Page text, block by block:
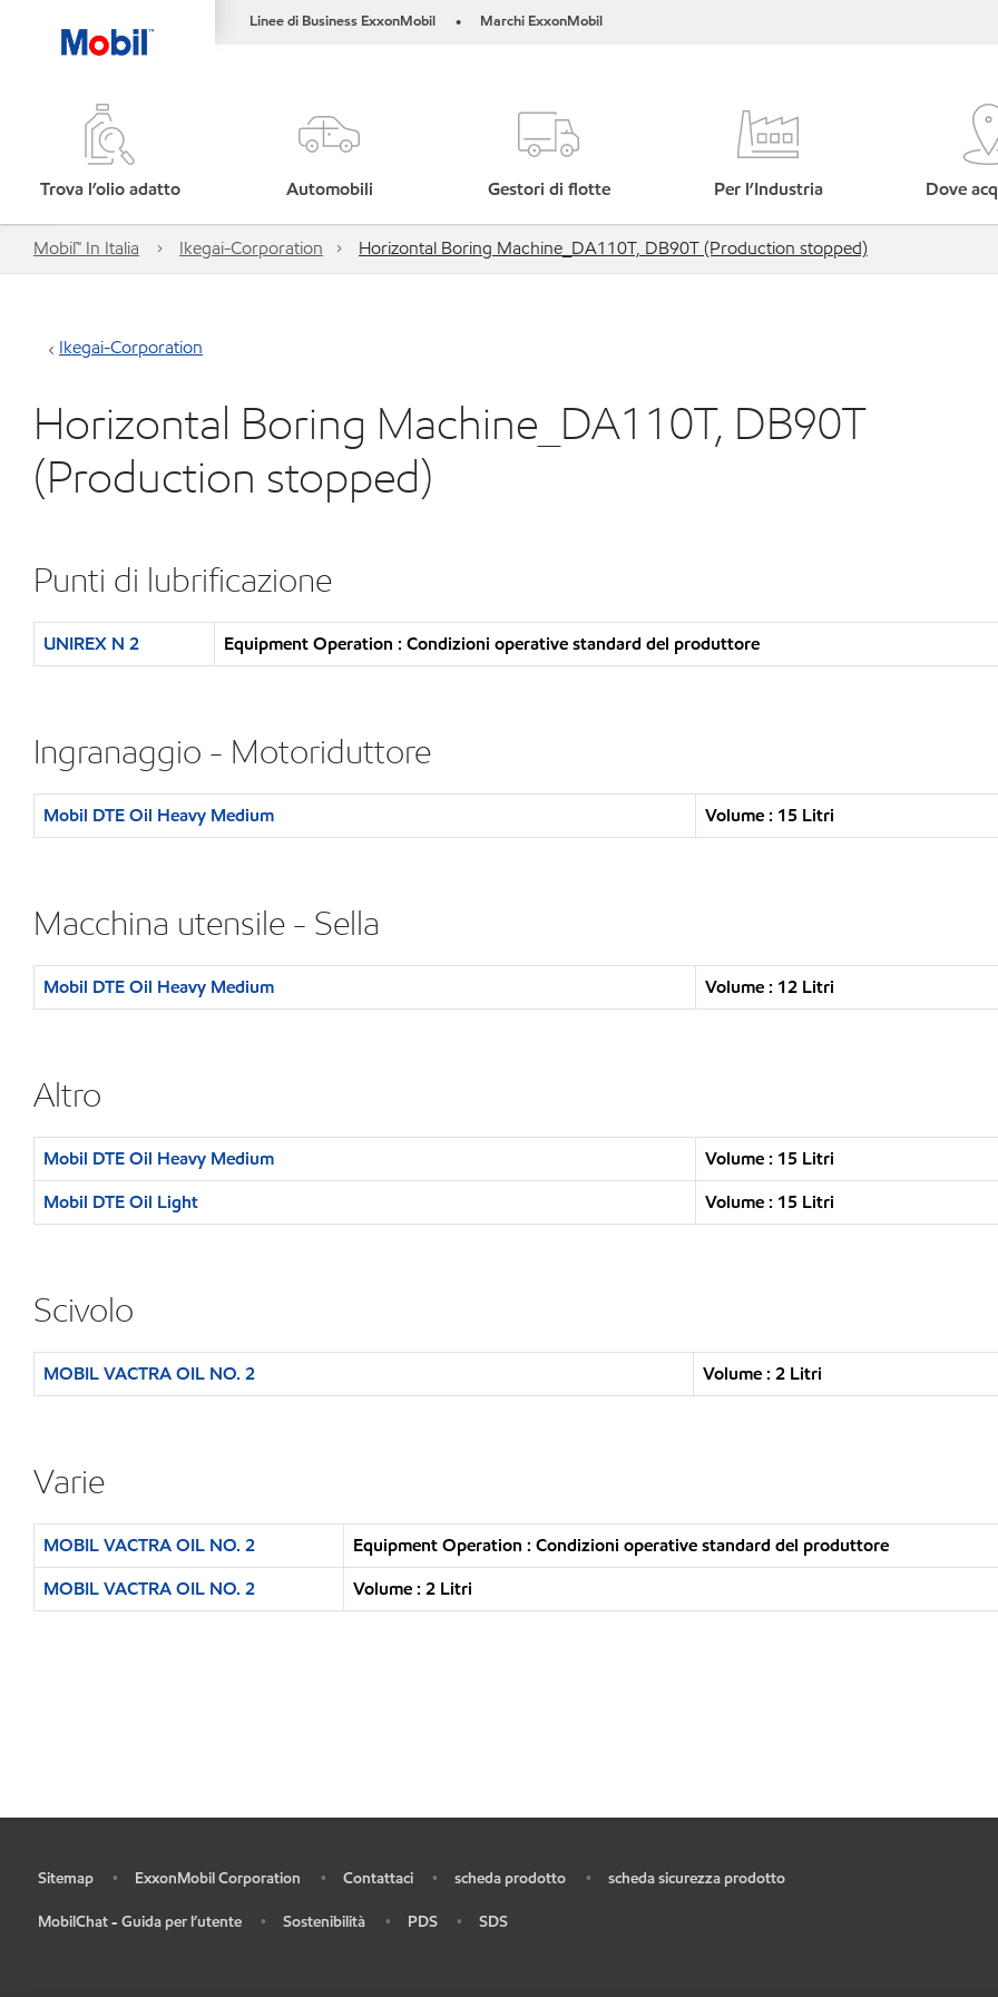
Linee di Business ExxonMobil • Marchi ExxonMobil
Trova l’olio adatto Automobili Gestori di flotte Per l’Industria Dove
Mobil™ In Italia Ikegai-Corporation Horizontal Boring Machine_DA110T, DB90T (Production stopped)
Ikegai-Corporation
Horizontal Boring Machine_DA110T, DB90T
(Production stopped)
Punti di lubrificazione
UNIREX N 2 Equipment Operation : Condizioni operative standard del produttore
Ingranaggio - Motoriduttore
Mobil DTE Oil Heavy Medium Volume : 15 Litri
Macchina utensile - Sella
Mobil DTE Oil Heavy Medium Volume : 12 Litri
Altro
Mobil DTE Oil Heavy Medium
Volume : 15 Litri
Mobil DTE Oil Light
Volume : 15 Litri
Scivolo
MOBIL VACTRA OIL NO. 2 Volume : 2 Litri
Varie
MOBIL VACTRA OIL NO. 2
Equipment Operation : Condizioni operative standard del produttore
MOBIL VACTRA OIL NO. 2
Volume : 2 Litri
Sitemap • ExxonMobil Corporation • Contattaci • scheda prodotto • scheda sicurezza prodotto
MobilChat - Guida per l’utente • Sostenibilità • PDS • SDS